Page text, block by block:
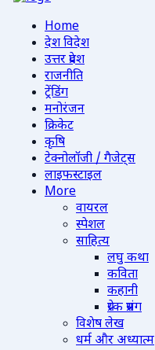
Home
देश विदेश
उत्तर प्रदेश
राजनीति
ट्रेंडिंग
मनोरंजन
क्रिकेट
कृषि
टेक्नोलॉजी / गैजेट्स
लाइफस्टाइल
More
वायरल
स्पेशल
साहित्य
लघु कथा
कविता
कहानी
प्रेरक प्रसंग
विशेष लेख
धर्म और अध्यात्म